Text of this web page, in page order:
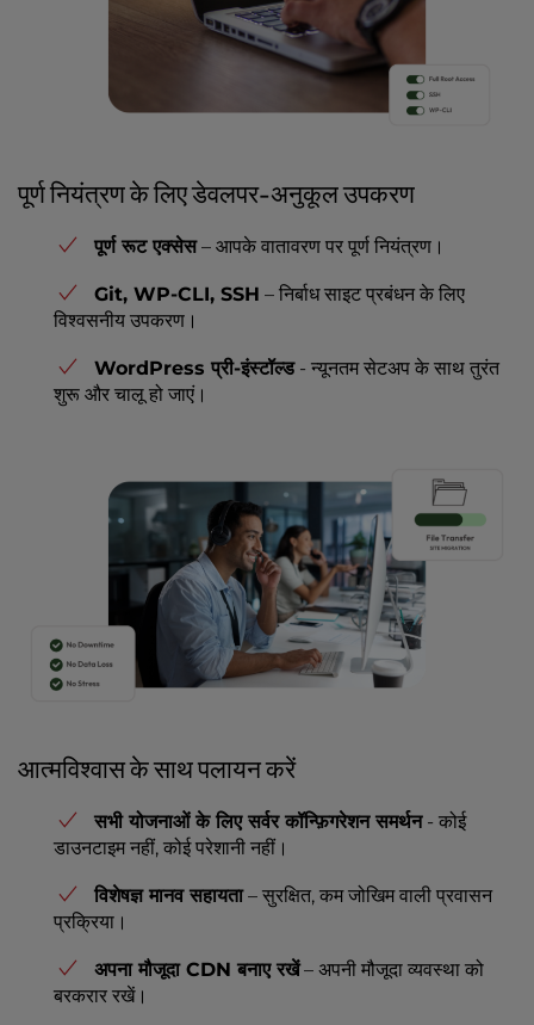
पूर्ण नियंत्रण के लिए डेवलपर-अनुकूल उपकरण
पूर्ण रूट एक्सेस– आपके वातावरण पर पूर्ण नियंत्रण।
Git, WP-CLI, SSH – निर्बाध साइट प्रबंधन के लिए
विश्वसनीय उपकरण।
WordPress प्री-इंस्टॉल्ड- न्यूनतम सेटअप के साथ तुरंत
शुरू और चालू हो जाएं।
आत्मविश्वास के साथ पलायन करें
सभी योजनाओं के लिए सर्वर कॉन्फ़िगरेशन समर्थन- कोई
डाउनटाइम नहीं, कोई परेशानी नहीं।
विशेषज्ञ मानव सहायता– सुरक्षित, कम जोखिम वाली प्रवासन
प्रक्रिया।
अपना मौजूदा CDN बनाए रखें– अपनी मौजूदा व्यवस्था को
बरकरार रखें।